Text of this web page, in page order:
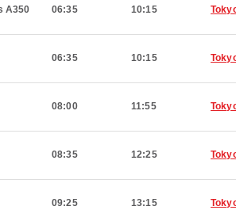
A350 06:35 10:15
06:35 10:15
08:00 11:55
08:35 12:25
09:25 13:15